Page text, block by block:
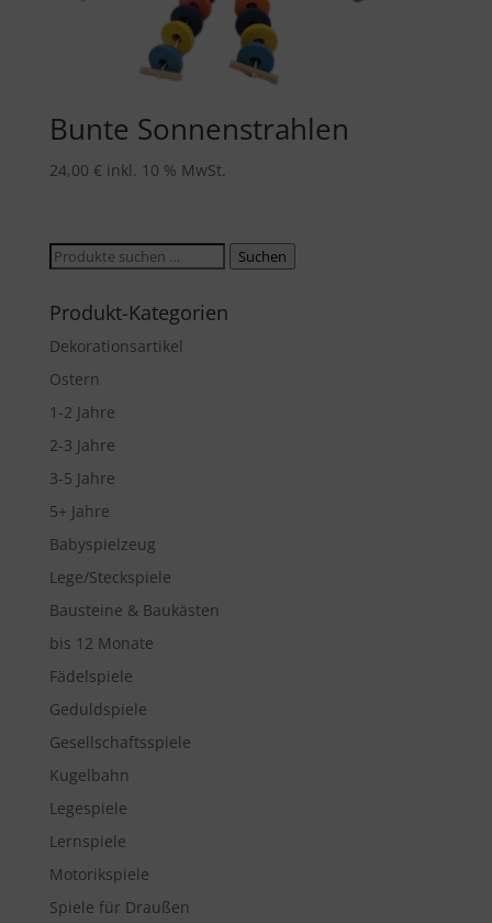
Bunte Sonnenstrahlen
24,00 € inkl. 10 % MwSt.
Suche
Suchen
Produkt-Kategorien
Dekorationsartikel
Ostern
1-2 Jahre
2-3 Jahre
3-5 Jahre
5+ Jahre
Babyspielzeug
Lege/Steckspiele
Bausteine & Baukästen
bis 12 Monate
Fädelspiele
Geduldspiele
Gesellschaftsspiele
Kugelbahn
Legespiele
Lernspiele
Motorikspiele
Spiele für Draußen